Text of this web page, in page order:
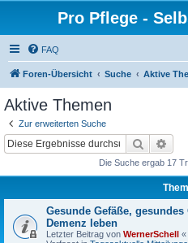
Pro Pflege -
FAQ
Foren-Übersicht Suche Aktive
Aktive Themen
Zur erweiterten Suche
Suche
Die Suche ergab 17
Gesunde Gefäße,
Demenz leben
Letzter Beitrag von WernerSchell «